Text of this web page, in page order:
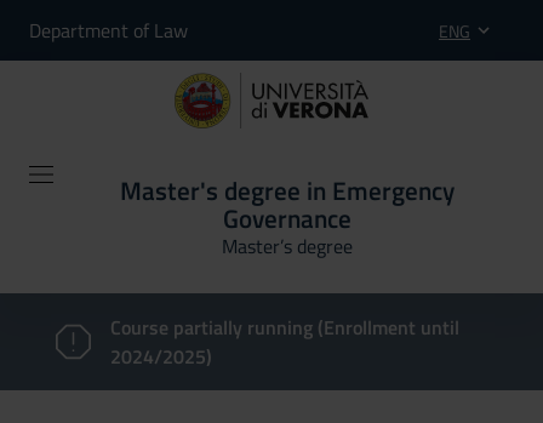
Department of Law ENG
Master's degree in Emergency
Governance
Master’s degree
Course partially running (Enrollment until
2024/2025)